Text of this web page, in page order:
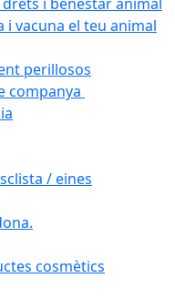
vacuna el teu animal
perillosos
companya
/ eines
cosmètics